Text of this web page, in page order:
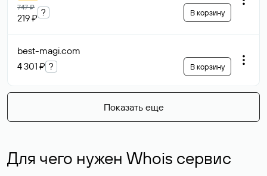
747 ₽
219 ₽
? В корзину
best-magi.com
4 301 ₽ ? В корзину
Показать еще
Для чего нужен Whois сервис